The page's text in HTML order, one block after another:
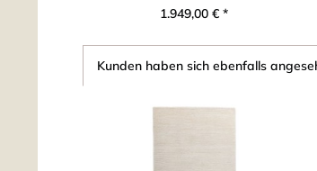
1.949,00 € *
Kunden haben sich ebenfalls